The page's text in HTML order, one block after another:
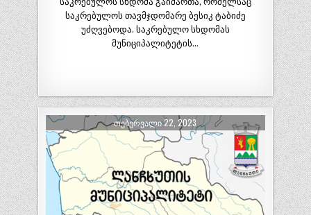
საკრებულოს თავმჯდომარე ბესიკ ტაბიძე
უძღვებოდა. საკრებულო სხდომას
მუნიციპალიტეტის…
ᲗᲔᲑᲔᲠᲕᲐᲚᲘ 22, 2023